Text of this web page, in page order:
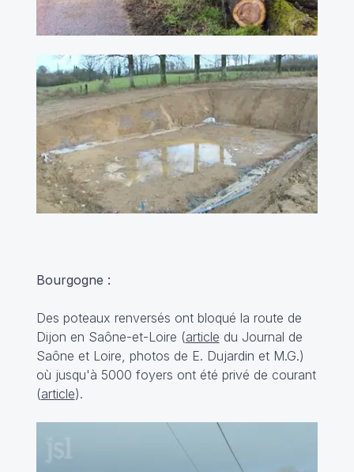
Bourgogne :
Des poteaux renversés ont bloqué la route de
Dijon en Saône-et-Loire (article du Journal de
Saône et Loire, photos de E. Dujardin et M.G.)
où jusqu'à 5000 foyers ont été privé de courant
(article).